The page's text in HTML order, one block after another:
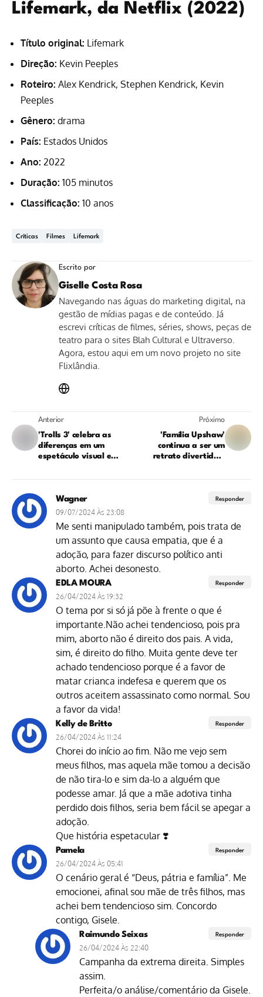
Lifemark, da Netflix (2022)
Título original: Lifemark
Direção: Kevin Peeples
Roteiro: Alex Kendrick, Stephen Kendrick, Kevin
Peeples
Gênero: drama
País: Estados Unidos
Ano: 2022
Duração: 105 minutos
Classificação: 10 anos
Críticas Filmes Lifemark
Escrito por
Giselle Costa Rosa
Navegando nas águas do marketing digital, na
gestão de mídias pagas e de conteúdo. Já
escrevi críticas de filmes, séries, shows, peças de
teatro para o sites Blah Cultural e Ultraverso.
Agora, estou aqui em um novo projeto no site
Flixlândia.
Anterior
'Trolls 3' celebra as
diferenças em um
espetáculo visual e
Próximo
'Família Upshaw'
continua a ser um
retrato divertido e
Wagner
09/07/2024 Às 23:08
Me senti manipulado também, pois trata de
um assunto que causa empatia, que é a
adoção, para fazer discurso político anti
aborto. Achei desonesto.
Responder
EDLA MOURA
26/04/2024 Às 19:32
O tema por si só já põe à frente o que é
importante.Não achei tendencioso, pois pra
mim, aborto não é direito dos pais. A vida,
sim, é direito do filho. Muita gente deve ter
achado tendencioso porque é a favor de
matar crianca indefesa e querem que os
outros aceitem assassinato como normal. Sou
a favor da vida!
Responder
Kelly de Britto
26/04/2024 Às 11:24
Chorei do início ao fim. Não me vejo sem
meus filhos, mas aquela mãe tomou a decisão
de não tira-lo e sim da-lo a alguém que
podesse amar. Já que a mãe adotiva tinha
perdido dois filhos, seria bem fácil se apegar a
adoção.
Que história espetacular ❣️
Responder
Pamela
26/04/2024 Às 05:41
O cenário geral é “Deus, pátria e família”. Me
emocionei, afinal sou mãe de três filhos, mas
achei bem tendencioso sim. Concordo
contigo, Gisele.
Responder
Raimundo Seixas
26/04/2024 Às 22:40
Campanha da extrema direita. Simples
assim.
Perfeita/o análise/comentário da Gisele.
Responder